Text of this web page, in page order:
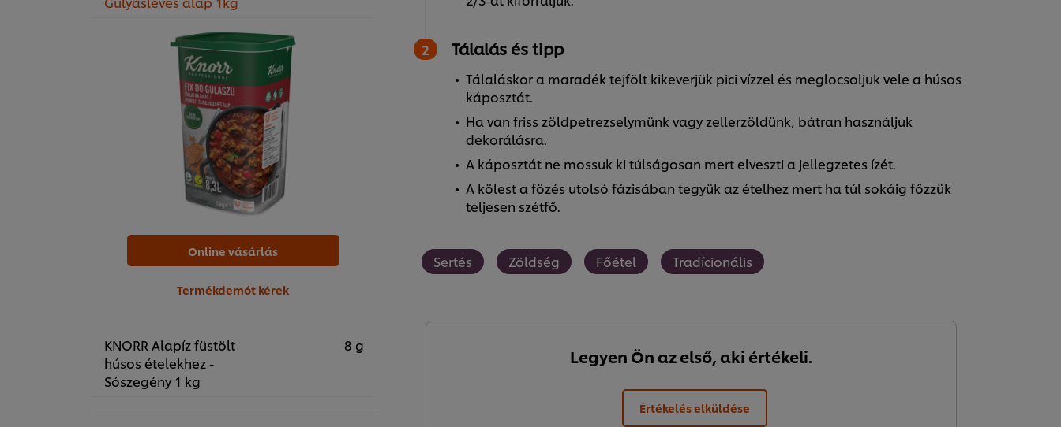
Online vásárlás
Termékdemót kérek
KNORR Alapíz füstölt
húsos ételekhez -
Sószegény 1 kg
8 g
Tálalás és tipp
Tálaláskor a maradék tejfölt kikeverjük pici vízzel és meglocsoljuk vele a húsos
káposztát.
Ha van friss zöldpetrezselymünk vagy zellerzöldünk, bátran használjuk
dekorálásra.
A káposztát ne mossuk ki túlságosan mert elveszti a jellegzetes ízét.
A kölest a fözés utolsó fázisában tegyük az ételhez mert ha túl sokáig főzzük
teljesen szétfő.
Sertés Zöldség Főétel Tradícionális
Legyen Ön az első, aki értékeli.
Értékelés elküldése